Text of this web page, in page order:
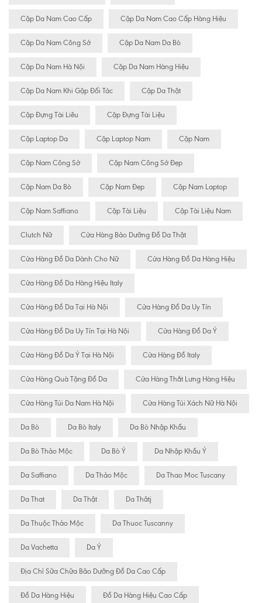
Cặp Da Nam Cao Cấp Cặp Da Nam Cao Cấp Hàng Hiệu
Cặp Da Nam Công Sở Cặp Da Nam Da Bò
Cặp Da Nam Hà Nội Cặp Da Nam Hàng Hiệu
Cặp Da Nam Khi Gặp Đối Tác Cặp Da Thật
Cặp Đựng Tài Liêu Cặp Đựng Tài Liệu
Cặp Laptop Da Cặp Laptop Nam Cặp Nam
Cặp Nam Công Sở Cặp Nam Công Sở Đẹp
Cặp Nam Da Bò Cặp Nam Đẹp Cặp Nam Laptop
Cặp Nam Saffiano Cặp Tài Liệu Cặp Tài Liệu Nam
Clutch Nữ Cửa Hàng Bảo Dưỡng Đồ Da Thật
Cửa Hàng Đồ Da Dành Cho Nữ Cửa Hàng Đồ Da Hàng Hiệu
Cửa Hàng Đồ Da Hàng Hiệu Italy
Cửa Hàng Đồ Da Tại Hà Nội Cửa Hàng Đồ Da Uy Tín
Cửa Hàng Đồ Da Uy Tín Tại Hà Nội Cửa Hàng Đồ Da Ý
Cửa Hàng Đồ Da Ý Tại Hà Nội Cửa Hàng Đồ Italy
Cửa Hàng Quà Tặng Đồ Da Cửa Hàng Thắt Lưng Hàng Hiệu
Cửa Hàng Túi Da Nam Hà Nội Cửa Hàng Túi Xách Nữ Hà Nội
Da Bò Da Bò Italy Da Bò Nhập Khẩu
Da Bò Thảo Mộc Da Bò Ý Da Nhập Khẩu Ý
Da Saffiano Da Thảo Mộc Da Thao Moc Tuscany
Da That Da Thật Da Thâtj
Da Thuộc Thảo Mộc Da Thuoc Tuscanny
Da Vachetta Da Ý
Địa Chỉ Sữa Chữa Bão Dưỡng Đồ Da Cao Cấp
Đồ Da Hàng Hiệu Đồ Da Hàng Hiệu Cao Cấp